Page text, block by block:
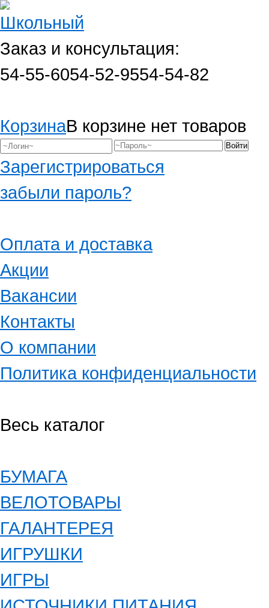
Заказ и консультация:
54-55-6054-52-9554-54-82
КорзинаВ корзине нет товаров
Зарегистрироваться
забыли пароль?
Оплата и доставка
Акции
Вакансии
Контакты
О компании
Политика конфиденциальности
Весь каталог
БУМАГА
ВЕЛОТОВАРЫ
ГАЛАНТЕРЕЯ
ИГРУШКИ
ИГРЫ